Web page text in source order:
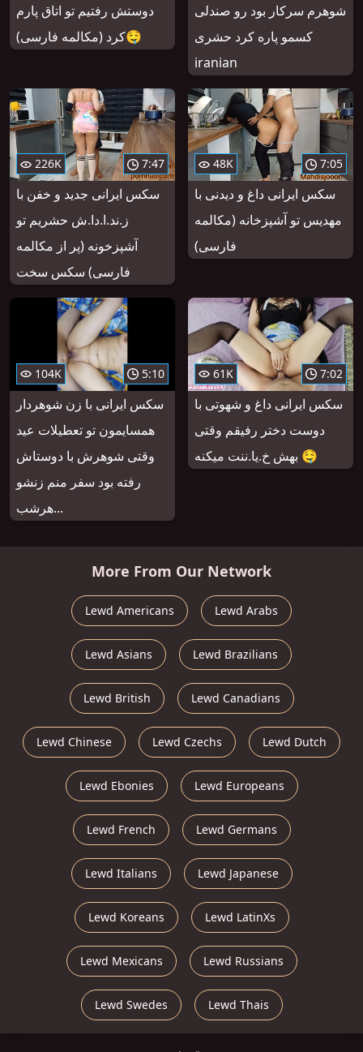
دوستش رفتیم تو اتاق پارم
کرد (مکالمه فارسی)🤤
شوهرم سرکار بود رو صندلی
کسمو پاره کرد حشری
iranian
226K 7:47
سکس ایرانی جدید و خفن با
ز.ند.ا.دا.ش حشریم تو
آشپزخونه (پر از مکالمه
فارسی) سکس سخت
48K 7:05
سکس ایرانی داغ و دیدنی با
مهدیس تو آشپزخانه (مکالمه
فارسی)
104K 5:10
سکس ایرانی با زن شوهردار
همسایمون تو تعطیلات عید
وقتی شوهرش با دوستاش
رفته بود سفر منم زنشو
هرشب...
61K 7:02
سکس ایرانی داغ و شهوتی با
دوست دختر رفیقم وقتی
بهش خ.یا.ننت میکنه 🤤
More From Our Network
Lewd Americans Lewd Arabs
Lewd Asians Lewd Brazilians
Lewd British Lewd Canadians
Lewd Chinese Lewd Czechs Lewd Dutch
Lewd Ebonies Lewd Europeans
Lewd French Lewd Germans
Lewd Italians Lewd Japanese
Lewd Koreans Lewd LatinXs
Lewd Mexicans Lewd Russians
Lewd Swedes Lewd Thais